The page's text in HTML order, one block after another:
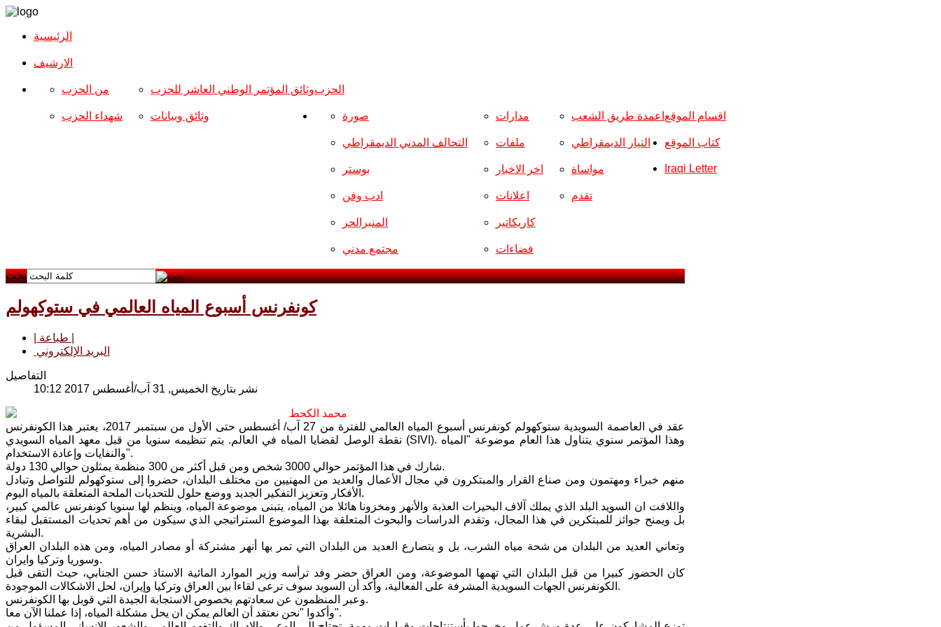
الرئيسية
الارشیف
الحزب من الحزب
شهداء الحزب
وثائق المؤتمر الوطني العاشر للحزب
وثائق وبيانات اقسام الموقع صورة
التحالف المدني الديمقراطي
بوستر
ادب وفن
المنبرالحر
مجتمع مدني
مدارات
ملفات
اخر الاخبار
اعلانات
كاريكاتير
فضاءات
اعمدة طريق الشعب
التيار الديمقراطي
مواساة
تقدم
كتاب الموقع
Iraqi Letter
بحث
كونفرنس أسبوع المياه العالمي في ستوكهولم
البريد الإلكتروني
التفاصيل
نشر بتاريخ الخميس, 31 آب/أغسطس 2017 10:12
محمد الكحط
عقد في العاصمة السويدية ستوكهولم كونفرنس أسبوع المياه العالمي للفترة من 27 آب/ أغسطس حتى الأول من سبتمبر 2017، يعتبر هذا الكونفرنس
نقطة الوصل لقضايا المياه في العالم. يتم تنظيمه سنويا من قبل معهد المياه السويدي (SIVI). وهذا المؤتمر سنوي يتناول هذا العام موضوعة "المياه
والنفايات وإعادة الاستخدام".
شارك في هذا المؤتمر حوالي 3000 شخص ومن قبل أكثر من 300 منظمة يمثلون حوالي 130 دولة.
منهم خبراء ومهتمون ومن صناع القرار والمبتكرون في مجال الأعمال والعديد من المهنيين من مختلف البلدان، حضروا إلى ستوكهولم للتواصل وتبادل
الأفكار وتعزيز التفكير الجديد ووضع حلول للتحديات الملحة المتعلقة بالمياه اليوم.
واللافت ان السويد البلد الذي يملك آلاف البحيرات العذبة والأنهر ومخزونا هائلا من المياه، يتبنى موضوعة المياه، وينظم لها سنويا كونفرنس عالمي كبير،
بل ويمنح جوائز للمبتكرين في هذا المجال، وتقدم الدراسات والبحوث المتعلقة بهذا الموضوع الستراتيجي الذي سيكون من أهم تحديات المستقبل لبقاء
البشرية.
وتعاني العديد من البلدان من شحة مياه الشرب، بل و يتصارع العديد من البلدان التي تمر بها أنهر مشتركة أو مصادر المياه، ومن هذه البلدان العراق
وسوريا وتركيا وايران.
كان الحضور كبيرا من قبل البلدان التي تهمها الموضوعة، ومن العراق حضر وفد ترأسه وزير الموارد المائية الاستاذ حسن الجنابي، حيث التقى قبل
الكونفرنس الجهات السويدية المشرفة على الفعالية، وأكد أن السويد سوف ترعى لقاءا بين العراق وتركيا وإيران، لحل الاشكالات الموجودة.
وعبر المنظمون عن سعادتهم بخصوص الاستجابة الجيدة التي قوبل بها الكونفرنس.
وأكدوا "نحن نعتقد أن العالم يمكن ان يحل مشكلة المياه، إذا عملنا الآن معا".